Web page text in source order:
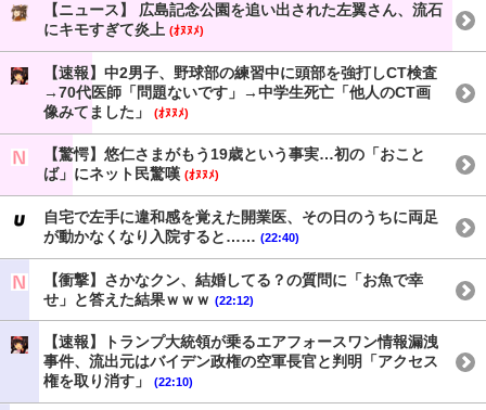
【ニュース】 広島記念公園を追い出された左翼さん、流石
にキモすぎて炎上 (ｵﾇﾇﾒ)
【速報】中2男子、野球部の練習中に頭部を強打しCT検査
→70代医師「問題ないです」→中学生死亡「他人のCT画
像みてました」
(ｵﾇﾇﾒ)
【驚愕】悠仁さまがもう19歳という事実…初の「おこと
ば」にネット民驚嘆 (ｵﾇﾇﾒ)
自宅で左手に違和感を覚えた開業医、その日のうちに両足
が動かなくなり入院すると…… (22:40)
【衝撃】さかなクン、結婚してる？の質問に「お魚で幸
せ」と答えた結果ｗｗｗ (22:12)
【速報】トランプ大統領が乗るエアフォースワン情報漏洩
事件、流出元はバイデン政権の空軍長官と判明「アクセス
権を取り消す」
(22:10)